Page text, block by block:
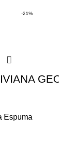
-21%
Espuma